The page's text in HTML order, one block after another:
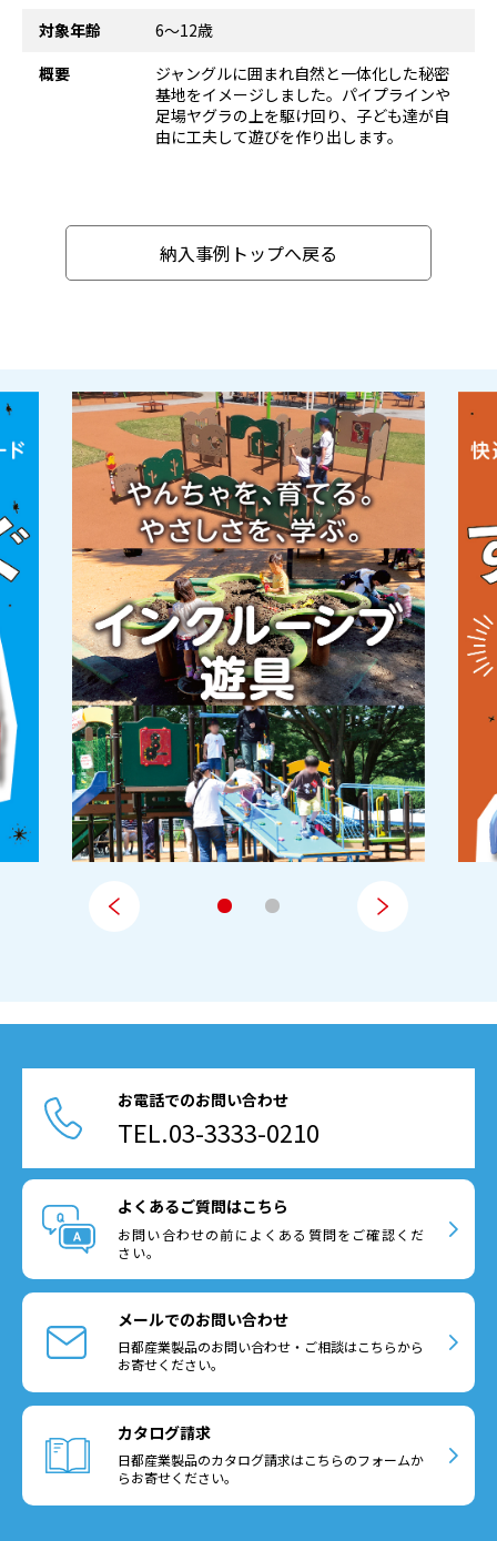
対象年齢
6～12歳
概要
ジャングルに囲まれ自然と一体化した秘密
基地をイメージしました。パイプラインや
足場ヤグラの上を駆け回り、子ども達が自
由に工夫して遊びを作り出します。
納入事例トップへ戻る
お電話でのお問い合わせ
TEL.03-3333-0210
よくあるご質問はこちら
お問い合わせの前によくある質問をご確認くだ
さい。
メールでのお問い合わせ
日都産業製品のお問い合わせ・ご相談はこちらから
お寄せください。
カタログ請求
日都産業製品のカタログ請求はこちらのフォームか
らお寄せください。